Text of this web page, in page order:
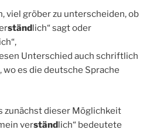
viel gröber zu unterscheiden, ob
ständlich“ sagt oder
Unterschied auch schriftlich
wo es die deutsche Sprache
zunächst dieser Möglichkeit
verständlich“ bedeutete